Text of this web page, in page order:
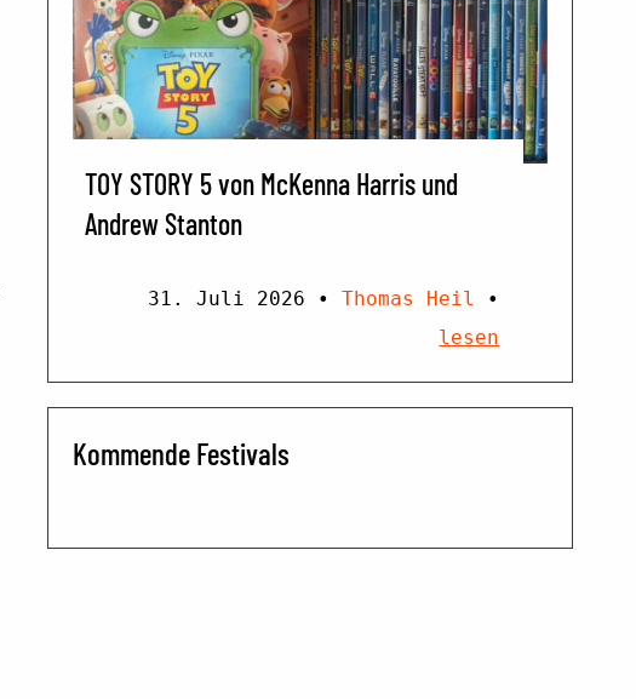
TOY STORY 5 von McKenna Harris und
Andrew Stanton
31. Juli 2026 • Thomas Heil
•
lesen
Kommende Festivals